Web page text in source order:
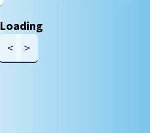
Loading - current view is
Loading
< >